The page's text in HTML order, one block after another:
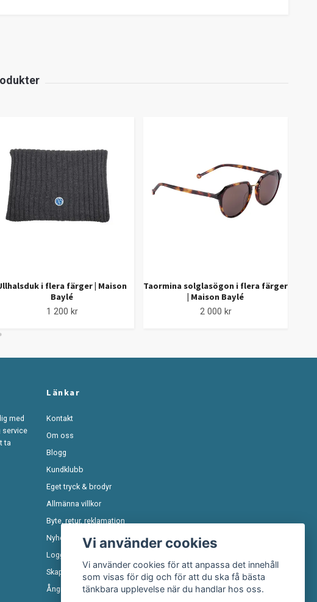
i flera färger | Maison
Baylé
1 200 kr
Taormina solglasögon i flera färger
| Maison Baylé
2 000 kr
med
service
ta
Länkar
Kontakt
Om oss
Blogg
Kundklubb
Eget tryck & brodyr
Allmänna villkor
Byte, retur, reklamation
Nyhetsbrev
Logga in
Skapa konto
Ångra köp
Vi använder cookies
Vi använder cookies för att anpassa det innehåll
som visas för dig och för att du ska få bästa
tänkbara upplevelse när du handlar hos oss.